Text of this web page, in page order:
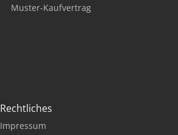
Muster-Kaufvertrag
Rechtliches
Impressum